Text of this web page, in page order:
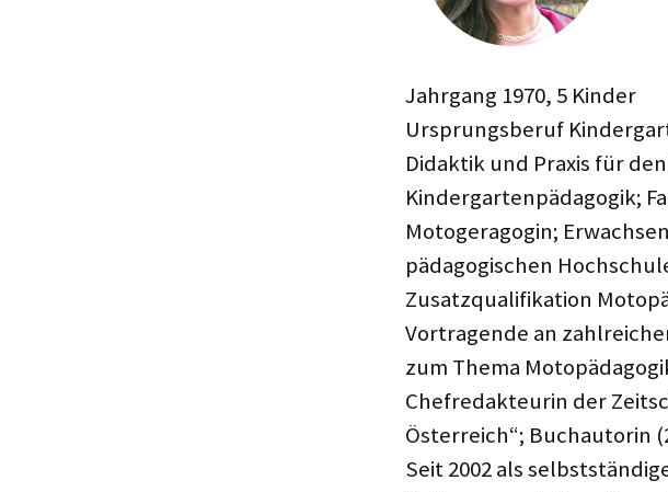
Jahrgang 1970, 5 Kinder
Ursprungsberuf
Didaktik und Praxis für
Kindergartenpädagogik;
Motogeragogin;
pädagogischen
Zusatzqualifikation
Vortragende an
zum Thema
Chefredakteurin der
Österreich“; Buchautorin
Seit 2002 als